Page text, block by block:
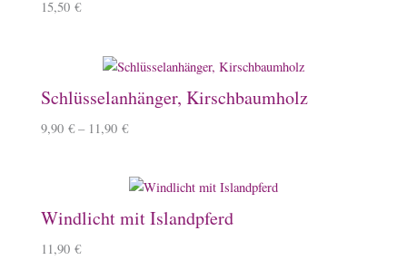
15,50 €
Schlüsselanhänger, Kirschbaumholz
9,90 € – 11,90 €
Windlicht mit Islandpferd
11,90 €